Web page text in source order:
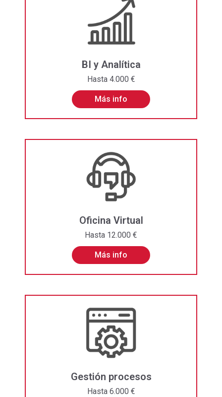
BI y Analítica
Hasta 4.000 €
Más info
Oficina Virtual
Hasta 12.000 €
Más info
Gestión procesos
Hasta 6.000 €